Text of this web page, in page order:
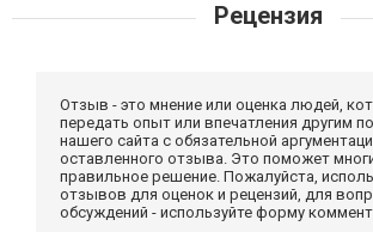
Рецензия
Отзыв - это мнение или оценка людей,
передать опыт или впечатления другим
нашего сайта с обязательной
оставленного отзыва. Это поможет
правильное решение. Пожалуйста,
отзывов для оценок и рецензий, для
обсуждений - используйте форму